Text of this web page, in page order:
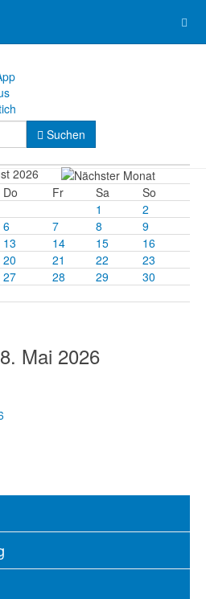
Suchen
2026
Do Fr Sa
So
1
2
6 7 8
9
13 14 15
16
20 21 22
23
27 28 29
30
Mai 2026